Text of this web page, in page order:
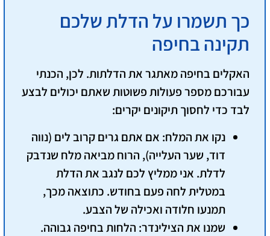
כך תשמרו על הדלת שלכם
תקינה בחיפה
האקלים בחיפה מאתגר את הדלתות. לכן, הכנתי
עבורכם מספר פעולות פשוטות שאתם יכולים לבצע
לבד כדי לחסוך תיקונים יקרים:
נקו את המלח: אם אתם גרים קרוב לים (נווה
דוד, שער העלייה), הרוח מביאה מלח שנדבק
לדלת. אני ממליץ לכם לנגב את הדלת
במטלית לחה פעם בחודש. כתוצאה מכך,
תמנעו חלודה ואכילה של הצבע.
שמנו את הצילינדר: הלחות בחיפה גבוהה.